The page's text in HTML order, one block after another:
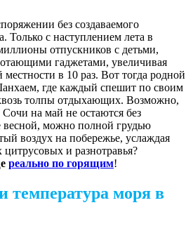
без создаваемого
Только с наступлением лета в
отпускников с детьми,
гаджетами, увеличивая
местности в 10 раз. Вот тогда родной
где каждый спешит по своим
толпы отдыхающих. Возможно,
на май не остаются без
весной, можно полной грудью
воздух на побережье, услаждая
и разнотравья?
реально по горящим!
температура моря в